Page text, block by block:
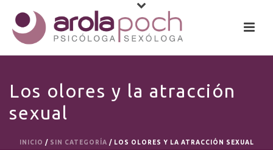
Los olores y la atracción
sexual
INICIO / SIN CATEGORÍA / LOS OLORES Y LA ATRACCIÓN SEXUAL